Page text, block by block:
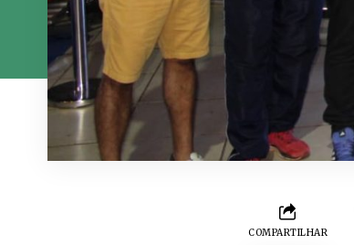
COMPARTILHAR